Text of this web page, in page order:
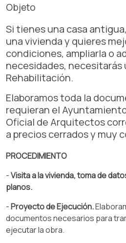
Objeto
Si tienes una casa
una vivienda y quieres
condiciones, ampliarla o
necesidades, necesitarás
Rehabilitación.
Elaboramos toda la
requieran el
Oficial de Arquitectos
a precios cerrados y muy
PROCEDIMIENTO
-Visita a la vivienda, toma de
planos.
-Proyecto de Ejecución.
documentos necesarios para
ejecutar la obra.